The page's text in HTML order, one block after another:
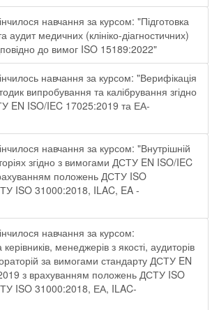
навчання за курсом: "Підготовка
аудит медичних (клініко-діагностичних)
до вимог ISO 15189:2022"
навчання за курсом: "Верифікація
випробування та калібрування згідно
EN ISO/IEC 17025:2019 та ЕА-
навчання за курсом: "Внутрішній
згідно з вимогами ДСТУ EN ISO/IEC
положень ДСТУ ISO
ISO 31000:2018, ILAC, EA -
навчання за курсом:
менеджерів з якості, аудиторів
за вимогами стандарту ДСТУ EN
з врахуванням положень ДСТУ ISO
ISO 31000:2018, ЕА, ILAC-